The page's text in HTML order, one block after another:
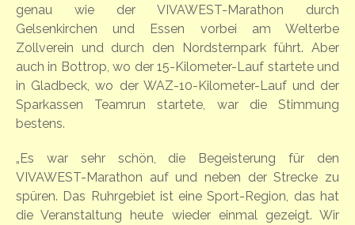
genau wie der VIVAWEST-Marathon durch
Gelsenkirchen und Essen vorbei am Welterbe
Zollverein und durch den Nordsternpark führt. Aber
auch in Bottrop, wo der 15-Kilometer-Lauf startete und
in Gladbeck, wo der WAZ-10-Kilometer-Lauf und der
Sparkassen Teamrun startete, war die Stimmung
bestens.
„Es war sehr schön, die Begeisterung für den
VIVAWEST-Marathon auf und neben der Strecke zu
spüren. Das Ruhrgebiet ist eine Sport-Region, das hat
die Veranstaltung heute wieder einmal gezeigt. Wir